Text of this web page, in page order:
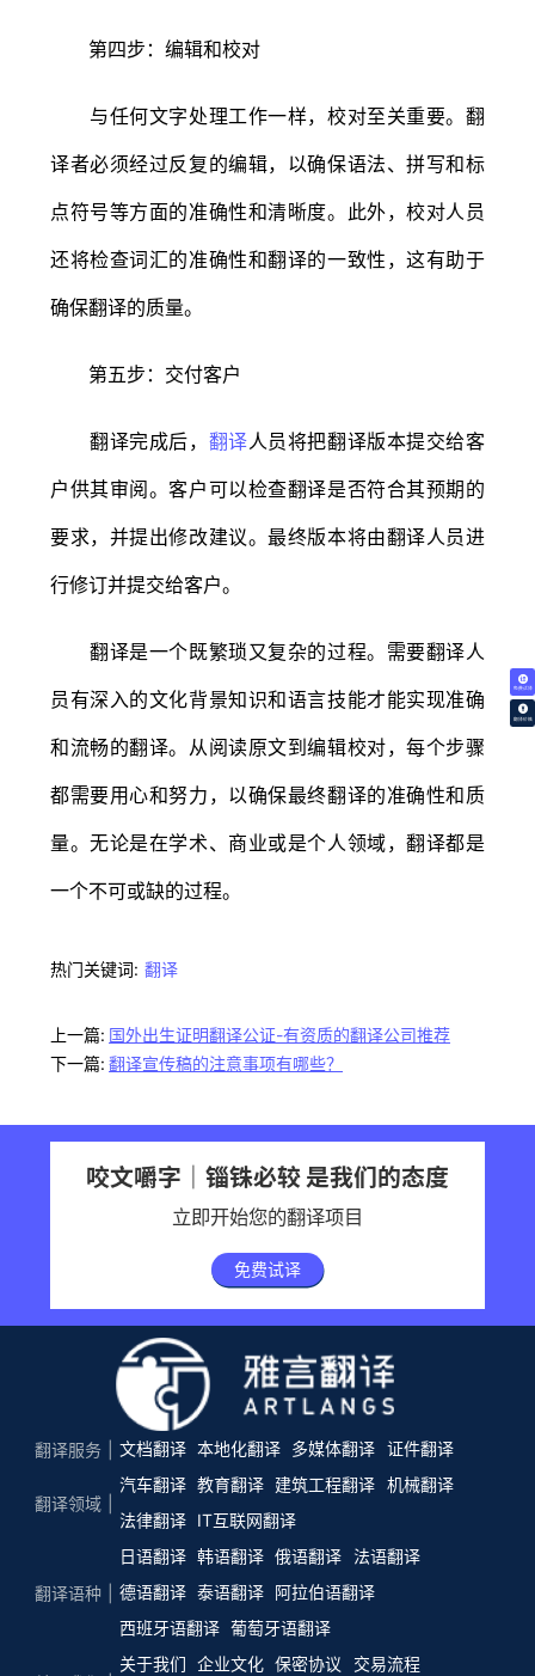
免费试译
翻译价格
第四步：编辑和校对
与任何文字处理工作一样，校对至关重要。翻
译者必须经过反复的编辑，以确保语法、拼写和标
点符号等方面的准确性和清晰度。此外，校对人员
还将检查词汇的准确性和翻译的一致性，这有助于
确保翻译的质量。
第五步：交付客户
翻译完成后， 翻译人员将把翻译版本提交给客
户供其审阅。客户可以检查翻译是否符合其预期的
要求，并提出修改建议。最终版本将由翻译人员进
行修订并提交给客户。
翻译是一个既繁琐又复杂的过程。需要翻译人
员有深入的文化背景知识和语言技能才能实现准确
和流畅的翻译。从阅读原文到编辑校对，每个步骤
都需要用心和努力，以确保最终翻译的准确性和质
量。无论是在学术、商业或是个人领域，翻译都是
一个不可或缺的过程。
热门关键词: 翻译
上一篇: 国外出生证明翻译公证-有资质的翻译公司推荐
下一篇: 翻译宣传稿的注意事项有哪些？
咬文嚼字｜锱铢必较 是我们的态度
立即开始您的翻译项目
免费试译
翻译服务 文档翻译 本地化翻译 多媒体翻译 证件翻译
翻译领域
汽车翻译 教育翻译 建筑工程翻译 机械翻译
法律翻译
IT互联网翻译
翻译语种
日语翻译 韩语翻译 俄语翻译
法语翻译
德语翻译 泰语翻译 阿拉伯语翻译
西班牙语翻译 葡萄牙语翻译
关于我们 企业文化 保密协议 交易流程